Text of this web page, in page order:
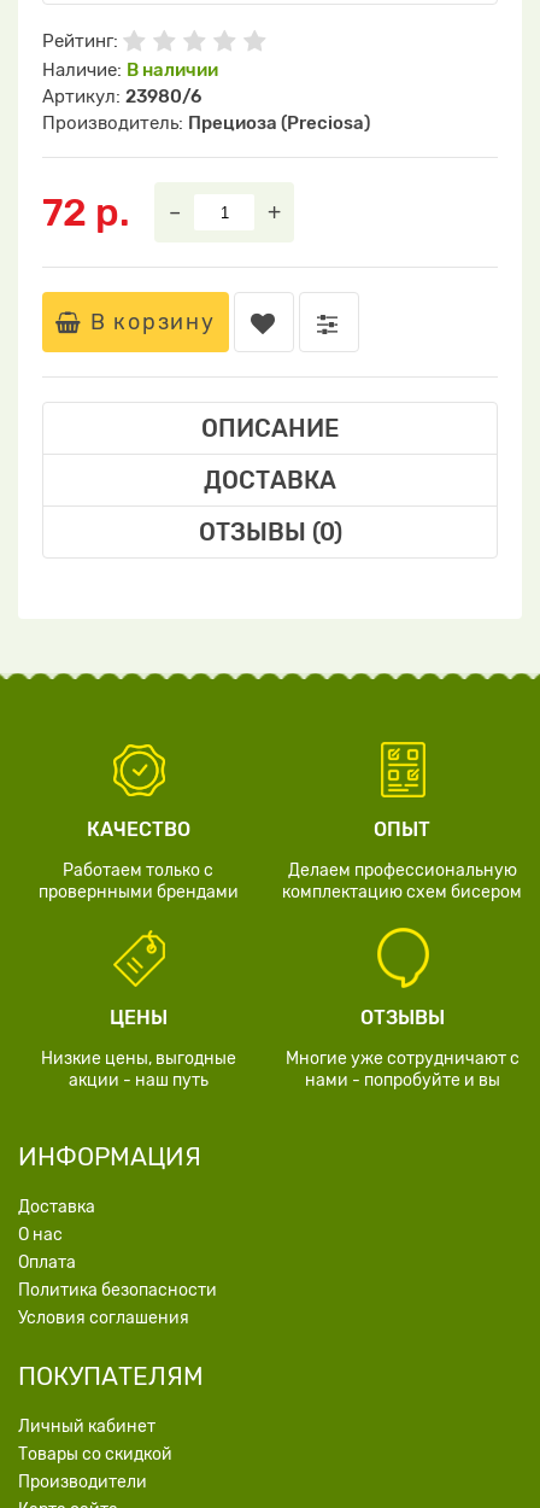
Рейтинг:
Наличие: В наличии
Артикул: 23980/6
Производитель: Прециоза (Preciosa)
72 р. – +
В корзину
ОПИСАНИЕ
ДОСТАВКА
ОТЗЫВЫ (0)
КАЧЕСТВО
Работаем только с
провернными брендами
ОПЫТ
Делаем профессиональную
комплектацию схем бисером
ЦЕНЫ
Низкие цены, выгодные
акции - наш путь
ОТЗЫВЫ
Многие уже сотрудничают с
нами - попробуйте и вы
ИНФОРМАЦИЯ
Доставка
О нас
Оплата
Политика безопасности
Условия соглашения
ПОКУПАТЕЛЯМ
Личный кабинет
Товары со скидкой
Производители